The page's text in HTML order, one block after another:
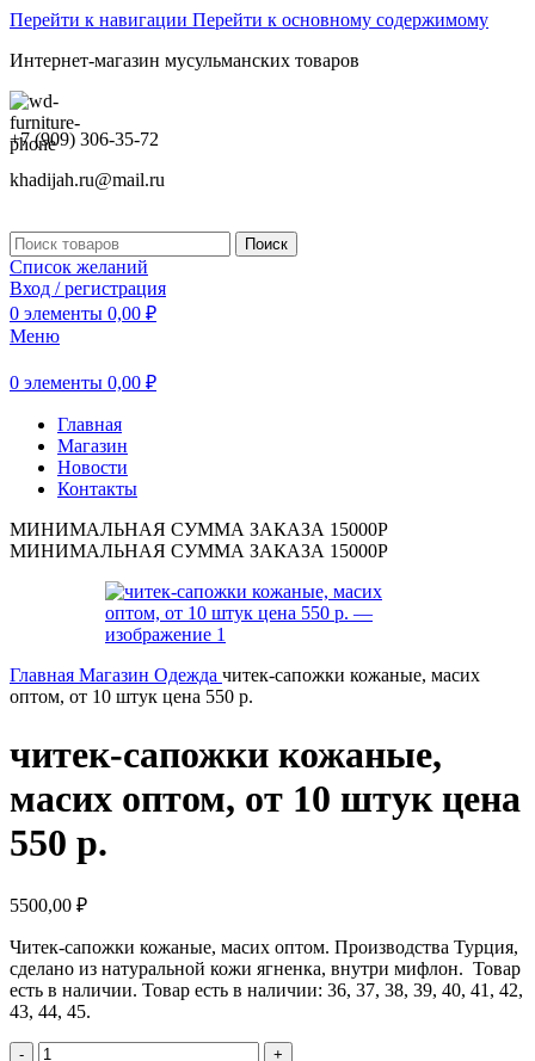
Перейти к навигации Перейти к основному содержимому
Интернет-магазин мусульманских товаров
+7 (909) 306-35-72
khadijah.ru@mail.ru
Поиск
Список желаний
Вход / регистрация
0 элементы 0,00 ₽
Меню
0 элементы 0,00 ₽
Главная
Магазин
Новости
Контакты
МИНИМАЛЬНАЯ СУММА ЗАКАЗА 15000Р
МИНИМАЛЬНАЯ СУММА ЗАКАЗА 15000Р
Главная Магазин Одежда читек-сапожки кожаные, масих
оптом, от 10 штук цена 550 р.
читек-сапожки кожаные,
масих оптом, от 10 штук цена
550 р.
5500,00 ₽
Читек-сапожки кожаные, масих оптом. Производства Турция,
сделано из натуральной кожи ягненка, внутри мифлон. Товар
есть в наличии. Товар есть в наличии: 36, 37, 38, 39, 40, 41, 42,
43, 44, 45.